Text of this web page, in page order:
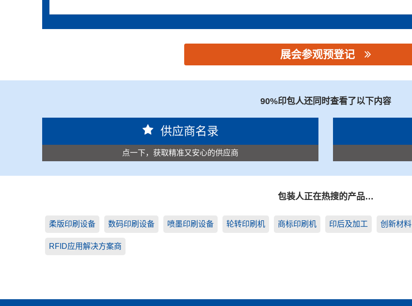
展会参观预登记
90%印包人还同时查看了以下内容
供应商名录
点一下，获取精准又安心的供应商
包装人正在热搜的产品…
柔版印刷设备 数码印刷设备 喷墨印刷设备 轮转印刷机 商标印刷机 印后及加工 创新材料
RFID应用解决方案商